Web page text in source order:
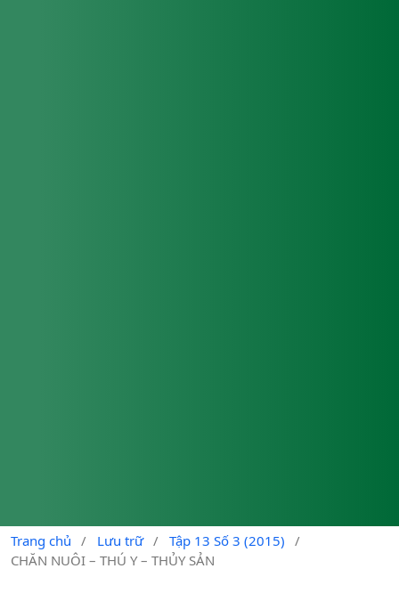
Trang chủ / Lưu trữ / Tập 13 Số 3 (2015)
/
CHĂN NUÔI – THÚ Y – THỦY SẢN